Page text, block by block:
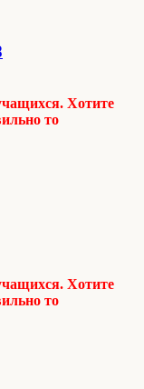
Хотите
то
Хотите
то